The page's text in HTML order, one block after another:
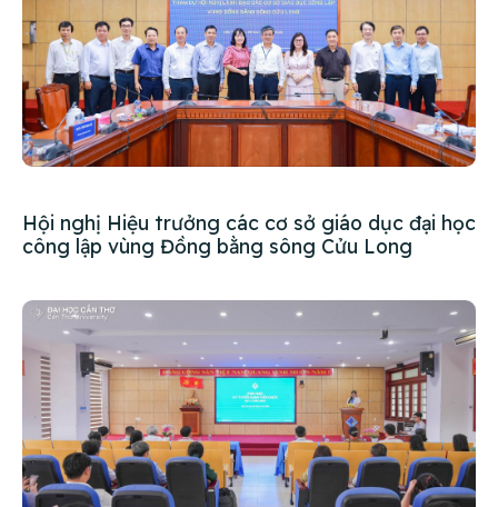
Hội nghị Hiệu trưởng các cơ sở giáo dục đại học
công lập vùng Đồng bằng sông Cửu Long